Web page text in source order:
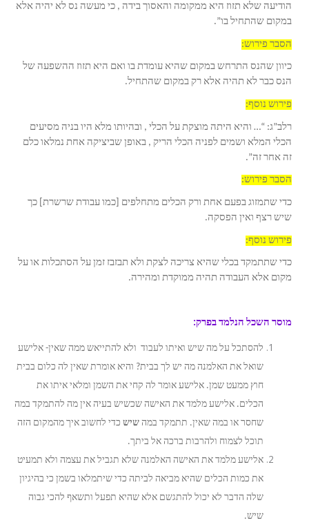
הודיעה שלא תזוז היא ממקומה והאסוך בידה , כי מעשה נס לא יהיה אלא
במקום שהתחיל בו”.
הסבר פירוש:
כיוון שהנס התרחש במקום שהיא עומדת בו ואם היא תזוז ההשפעה של
הנס כבר לא תהיה אלא רק במקום שהתחיל.
פירוש נוסף:
רלב”ג: “… והיא היתה מוצקת על הכלי , ובהיותו מלא היו בניה מסיעים
הכלי המלא ושמים לפניה הכלי הריק , באופן שביציקה אחת נמלאו כלם
זה אחר זה”.
הסבר פירוש:
כדי שתמזוג בפעם אחת ורק הכלים מתחלפים [כמו עבודת שרשרת] כך
שיש רצף ואין הפסקה.
פירוש נוסף:
כדי שתתמקד בכלי שהיא צריכה לצקת ולא תבזבז זמן על הסתכלות או על
מקום אלא העבודה תהיה ממוקדת ומהירה.
מוסר השכל הנלמד בפרק:
להסתכל על מה שיש ואיתו לעבוד ולא להתייאש ממה שאין- אלישע
שואל את האלמנה מה יש לך בבית? והיא אומרת שאין לה כלום בבית
חוץ ממעט שמן. אלישע אומר לה קחי את השמן ומלאי איתו את
הכלים. אלישע מלמד את האישה שכשיש בעיה אין מה להתמקד במה
שחסר או במה שאין. תתמקד במהשיש כדי לחשוב איך מהמקום הזה
תוכל לצמוח ולהרבות ברכה אל ביתך.
אלישע מלמד את האישה האלמנה שלא תגביל את עצמה ולא תמעיט
את כמות הכלים שהיא מביאה לביתה כדי שיתמלאו בשמן כי בהיגיון
שלה הדבר לא יכול להתגשם אלא שהיא תפעל ותשאף להכי גבוה
שיש.